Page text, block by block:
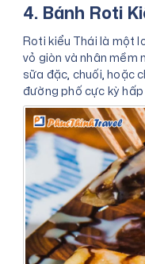
4. Bánh Roti
Roti kiểu Thái là một
vỏ giòn và nhân mềm
sữa đặc, chuối, hoặc
đường phố cực kỳ